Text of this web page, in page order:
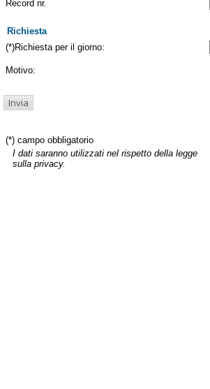
Record nr.
Richiesta
(*)Richiesta per il giorno:
Motivo:
(*) campo obbligatorio
I dati saranno utilizzati nel rispetto della legge
sulla privacy.